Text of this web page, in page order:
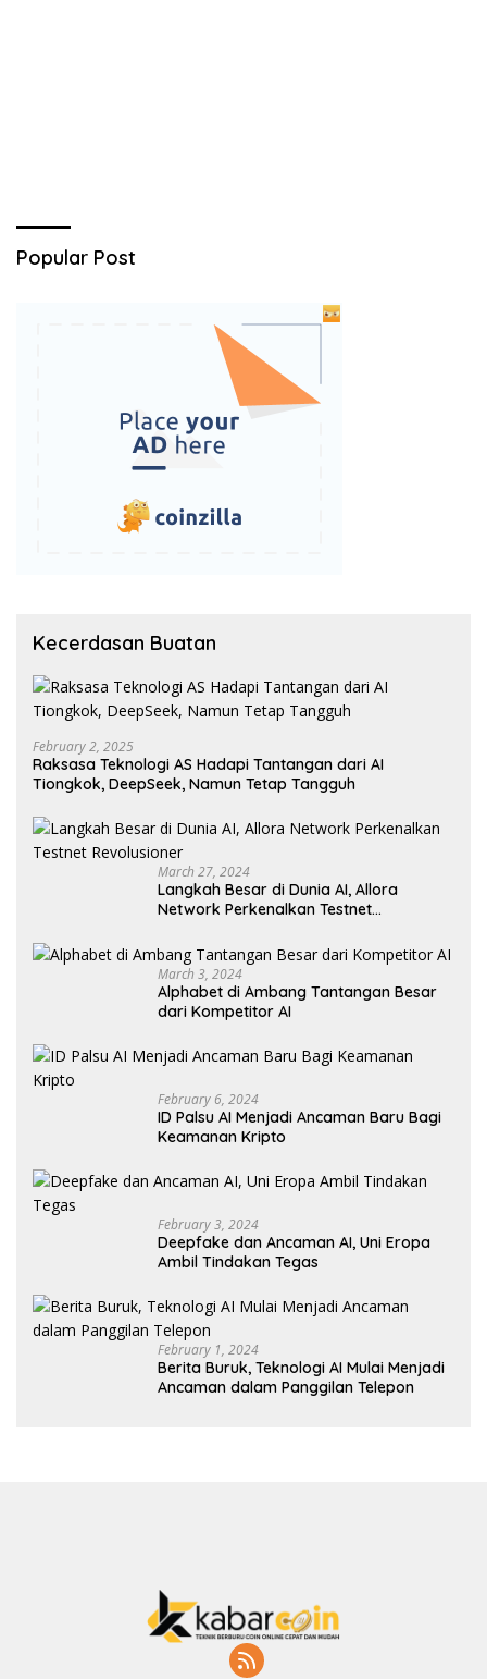
Popular Post
Kecerdasan Buatan
February 2, 2025
Raksasa Teknologi AS Hadapi Tantangan dari AI
Tiongkok, DeepSeek, Namun Tetap Tangguh
March 27, 2024
Langkah Besar di Dunia AI, Allora
Network Perkenalkan Testnet
March 3, 2024
Alphabet di Ambang Tantangan Besar
dari Kompetitor AI
February 6, 2024
ID Palsu AI Menjadi Ancaman Baru Bagi
Keamanan Kripto
February 3, 2024
Deepfake dan Ancaman AI, Uni Eropa
Ambil Tindakan Tegas
February 1, 2024
Berita Buruk, Teknologi AI Mulai Menjadi
Ancaman dalam Panggilan Telepon